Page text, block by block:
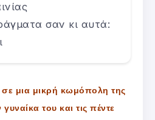
σαν κι αυτά:
μια μικρή κωμόπολη της
του και τις πέντε